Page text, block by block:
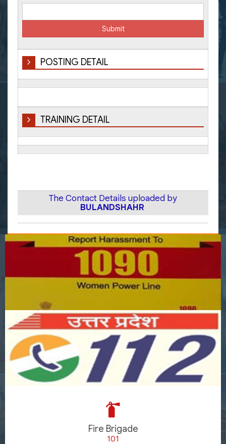
POSTING DETAIL
TRAINING DETAIL
The Contact Details uploaded by
BULANDSHAHR
Fire Brigade
101